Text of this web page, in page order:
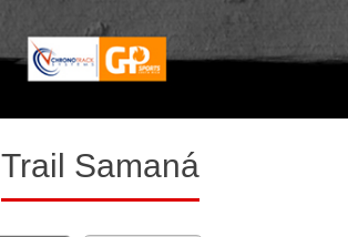
Trail Samaná